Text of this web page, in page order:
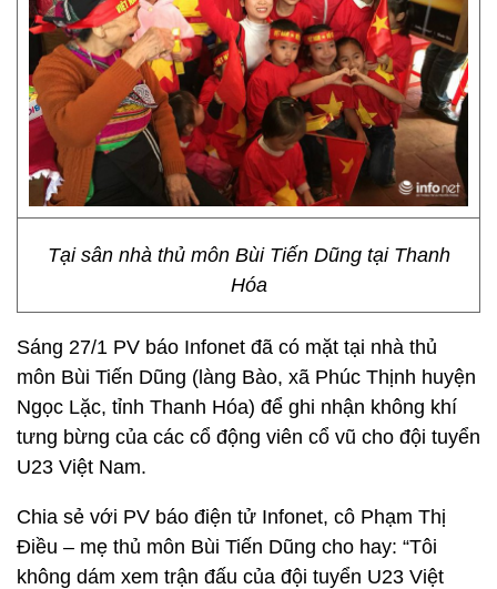
Tại sân nhà thủ môn Bùi Tiến Dũng tại Thanh
Hóa
Sáng 27/1 PV báo Infonet đã có mặt tại nhà thủ
môn Bùi Tiến Dũng (làng Bào, xã Phúc Thịnh huyện
Ngọc Lặc, tỉnh Thanh Hóa) để ghi nhận không khí
tưng bừng của các cổ động viên cổ vũ cho đội tuyển
U23 Việt Nam.
Chia sẻ với PV báo điện tử Infonet, cô Phạm Thị
Điều – mẹ thủ môn Bùi Tiến Dũng cho hay: “Tôi
không dám xem trận đấu của đội tuyển U23 Việt